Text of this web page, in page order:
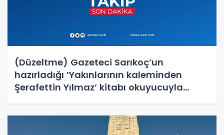
(Düzeltme) Gazeteci Sarıkoç’un
hazırladığı ’Yakınlarının kaleminden
Şerafettin Yılmaz’ kitabı okuyucuyla